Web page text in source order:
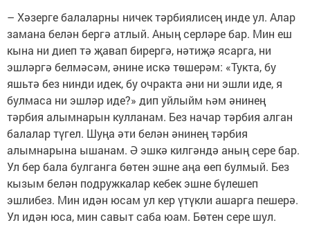
– Хәзерге балаларны ничек тәрбиялисең инде ул. Алар
замана белән бергә атлый. Аның серләре бар. Мин еш
кына ни диеп тә җавап бирергә, нәтиҗә ясарга, ни
эшләргә белмәсәм, әнине искә төшерәм: «Тукта, бу
яшьтә без нинди идек, бу очракта әни ни эшли иде, я
булмаса ни эшләр иде?» дип уйлыйм һәм әнинең
тәрбия алымнарын кулланам. Без начар тәрбия алган
балалар түгел. Шуңа әти белән әнинең тәрбия
алымнарына ышанам. Ә эшкә килгәндә аның сере бар.
Ул бер бала булганга бөтен эшне аңа өеп булмый. Без
кызым белән подружкалар кебек эшне бүлешеп
эшлибез. Мин идән юсам ул кер үтүкли ашарга пешерә.
Ул идән юса, мин савыт саба юам. Бөтен сере шул.